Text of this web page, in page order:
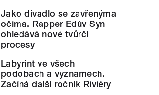
Jako divadlo se zavřenýma
očima. Rapper Edúv Syn
ohledává nové tvůrčí
procesy
Labyrint ve všech
podobách a významech.
Začíná další ročník Riviéry